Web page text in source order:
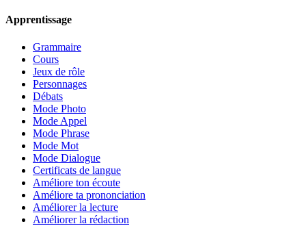
Apprentissage
Grammaire
Cours
Jeux de rôle
Personnages
Débats
Mode Photo
Mode Appel
Mode Phrase
Mode Mot
Mode Dialogue
Certificats de langue
Améliore ton écoute
Améliore ta prononciation
Améliorer la lecture
Améliorer la rédaction